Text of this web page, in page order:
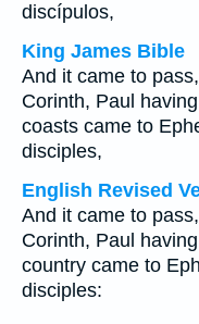
discípulos,
King James Bible
And it came to
Corinth, Paul
coasts came to
disciples,
English Revised
And it came to
Corinth, Paul
country came to
disciples: